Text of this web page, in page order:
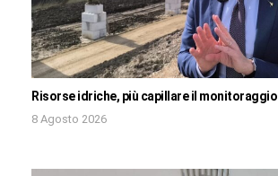
Risorse idriche, più capillare il monitoraggio
8 Agosto 2026